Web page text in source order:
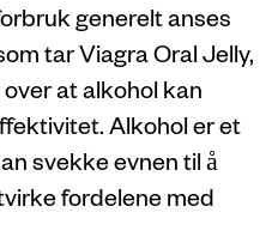
generelt anses
tar Viagra Oral Jelly,
at alkohol kan
Alkohol er et
svekke evnen til å
fordelene med